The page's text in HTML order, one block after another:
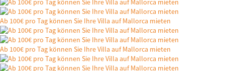
Ab 100€ pro Tag können Sie Ihre Villa auf Mallorca mieten
Ab 100€ pro Tag können Sie Ihre Villa auf Mallorca mieten